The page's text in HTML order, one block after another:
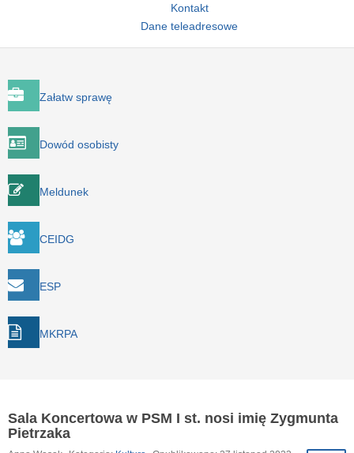
Kontakt
Dane teleadresowe
Załatw sprawę
Dowód osobisty
Meldunek
CEIDG
ESP
MKRPA
Sala Koncertowa w PSM I st. nosi imię Zygmunta
Pietrzaka